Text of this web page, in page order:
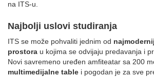
na ITS-u.
Najbolji uslovi studiranja
ITS se može pohvaliti jednim od
prostora u kojima se odvijaju predavanja i
Novi savremeno uređen amfiteatar sa 200
multimedijalne table i pogodan je za sve